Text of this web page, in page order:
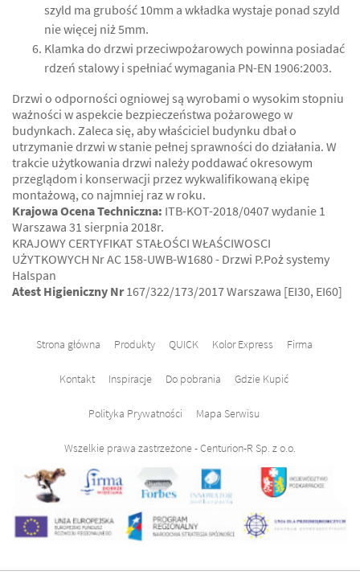
szyld ma grubość 10mm a wkładka wystaje ponad szyld
nie więcej niż 5mm.
Klamka do drzwi przeciwpożarowych powinna posiadać
rdzeń stalowy i spełniać wymagania PN-EN 1906:2003.
Drzwi o odporności ogniowej są wyrobami o wysokim stopniu
ważności w aspekcie bezpieczeństwa pożarowego w
budynkach. Zaleca się, aby właściciel budynku dbał o
utrzymanie drzwi w stanie pełnej sprawności do działania. W
trakcie użytkowania drzwi należy poddawać okresowym
przeglądom i konserwacji przez wykwalifikowaną ekipę
montażową, co najmniej raz w roku.
Krajowa Ocena Techniczna: ITB-KOT-2018/0407 wydanie 1
Warszawa 31 sierpnia 2018r.
KRAJOWY CERTYFIKAT STAŁOŚCI WŁAŚCIWOSCI
UŻYTKOWYCH Nr AC 158-UWB-W1680 - Drzwi P.Poż systemy
Halspan
Atest Higieniczny Nr167/322/173/2017 Warszawa [EI30, EI60]
Strona główna Produkty QUICK Kolor Express Firma
Kontakt Inspiracje Do pobrania Gdzie Kupić
Polityka Prywatności Mapa Serwisu
Wszelkie prawa zastrzeżone - Centurion-R Sp. z o.o.